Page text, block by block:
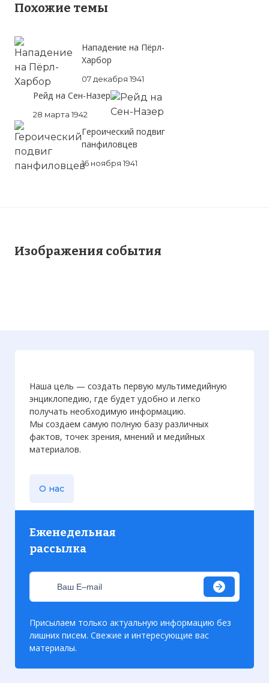
Похожие темы
Нападение на Пёрл-
Харбор
07 декабря 1941
Рейд на Сен-Назер
28 марта 1942
Героический подвиг
панфиловцев
16 ноября 1941
Изображения события
☓
Битва за Кан
Фото статьи:
Вернуться в статью:Битва за Кан
Наша цель — создать первую мультимедийную
энциклопедию, где будет удобно и легко
получать необходимую информацию.
Мы создаем самую полную базу различных
фактов, точек зрения, мнений и медийных
материалов.
О нас
Еженедельная
рассылка
Присылаем только актуальную информацию без
лишних писем. Свежие и интересующие вас
материалы.